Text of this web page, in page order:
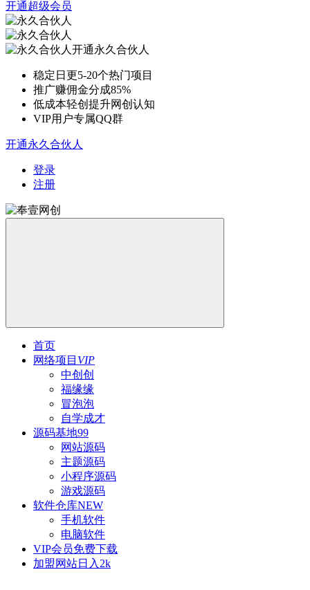
开通超级会员
开通永久合伙人
稳定日更5-20个热门项目
推广赚佣金分成85%
低成本轻创提升网创认知
VIP用户专属QQ群
开通永久合伙人
登录
注册
首页
网络项目 VIP
中创创
福缘缘
冒泡泡
自学成才
源码基地99
网站源码
主题源码
小程序源码
游戏源码
软件仓库NEW
手机软件
电脑软件
VIP会员免费下载
加盟网站日入2k